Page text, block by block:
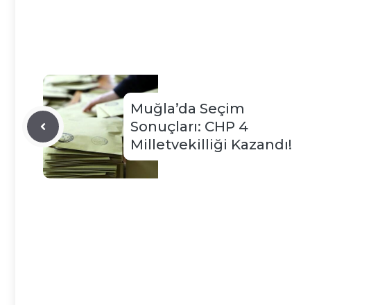
Muğla’da Seçim
Sonuçları: CHP 4
Milletvekilliği Kazandı!